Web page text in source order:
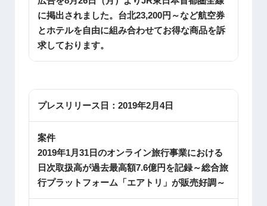
に掲出されました。台北23,200円～など航空券
とホテルを自由に組み合わせてお得な商品を訴
求しております。
プレスリリース日： 2019年2月4日
案件
2019年1月31日のオンライン旅行事業における
日次取扱高が過去最高額7.6億円を記録～総合旅
行プラットフォーム「エアトリ」が販売好調～